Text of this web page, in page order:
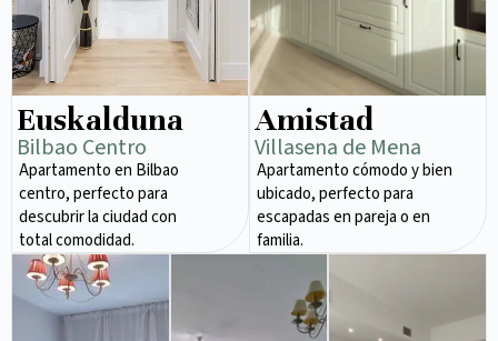
Euskalduna
Bilbao Centro
Apartamento en Bilbao
centro, perfecto para
descubrir la ciudad con
total comodidad.
Amistad
Villasena de Mena
Apartamento cómodo y bien
ubicado, perfecto para
escapadas en pareja o en
familia.